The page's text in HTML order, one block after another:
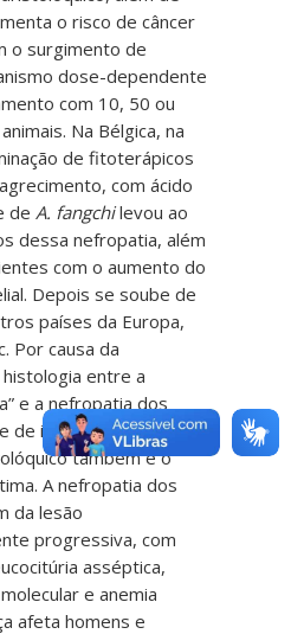
o risco de câncer
o surgimento de
dose-dependente
com 10, 50 ou
Na Bélgica, na
de fitoterápicos
com ácido
de A. fangchilevou ao
dessa nefropatia, além
com o aumento do
Depois se soube de
países da Europa,
Por causa da
histologia entre a
e a nefropatia dos
de investigações que
também é o
A nefropatia dos
da lesão
progressiva, com
asséptica,
e anemia
afeta homens e